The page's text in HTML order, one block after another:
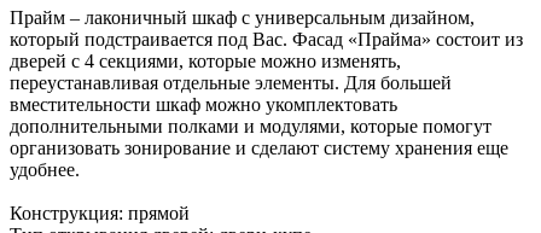
Прайм – лаконичный шкаф с универсальным дизайном,
который подстраивается под Вас. Фасад «Прайма» состоит из
дверей с 4 секциями, которые можно изменять,
переустанавливая отдельные элементы. Для большей
вместительности шкаф можно укомплектовать
дополнительными полками и модулями, которые помогут
организовать зонирование и сделают систему хранения еще
удобнее.
Конструкция: прямой